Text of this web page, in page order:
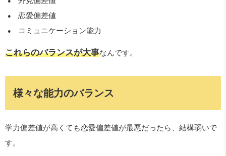
恋愛偏差値
コミュニケーション能力
これらのバランスが大事なんです。
様々な能力のバランス
学力偏差値が高くても恋愛偏差値が最悪だったら、結構弱いで
す。